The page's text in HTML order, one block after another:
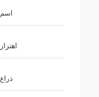
اسم
اهتزاز
ذراع